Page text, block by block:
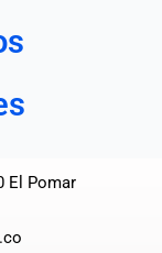
El Pomar